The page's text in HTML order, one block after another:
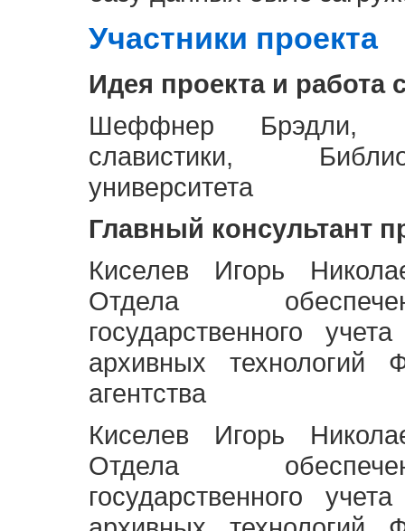
Участники проекта
Идея проекта и работа
Шеффнер Брэдли,
славистики,
университета
Главный консультант
Киселев Игорь
Отдела
государственного
архивных технологий
агентства
Киселев Игорь
Отдела
государственного